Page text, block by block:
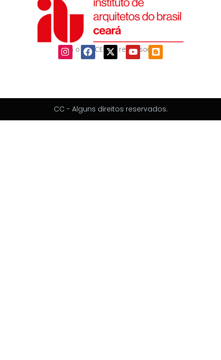
Siga o IAB-CE nas redes sociais
CC - Alguns direitos reservados.